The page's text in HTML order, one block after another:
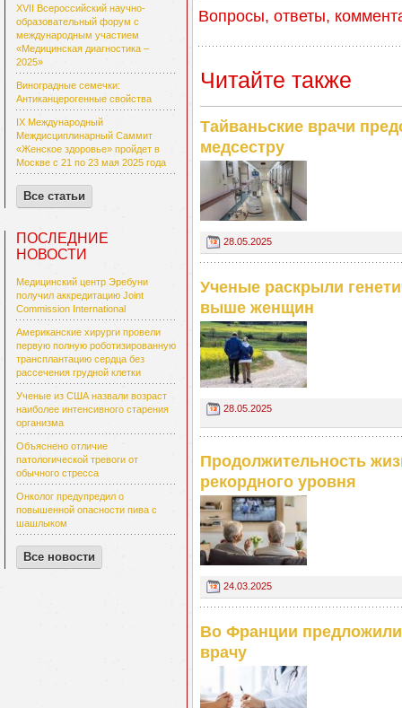
XVII Всероссийский научно-
образовательный форум с
международным участием
«Медицинская диагностика –
2025»
Виноградные семечки:
Антиканцерогенные свойства
IX Международный
Междисциплинарный Саммит
«Женское здоровье» пройдет в
Москве с 21 по 23 мая 2025 года
Все статьи
ПОСЛЕДНИЕ
НОВОСТИ
Медицинский центр Эребуни
получил аккредитацию Joint
Commission International
Американские хирурги провели
первую полную роботизированную
трансплантацию сердца без
рассечения грудной клетки
Ученые из США назвали возраст
наиболее интенсивного старения
организма
Объяснено отличие
патологической тревоги от
обычного стресса
Онколог предупредил о
повышенной опасности пива с
шашлыком
Все новости
Вопросы, ответы,
Читайте также
Тайваньские врачи
медсестру
28.05.2025
Ученые раскрыли
выше женщин
28.05.2025
Продолжительность
рекордного уровня
24.03.2025
Во Франции
врачу